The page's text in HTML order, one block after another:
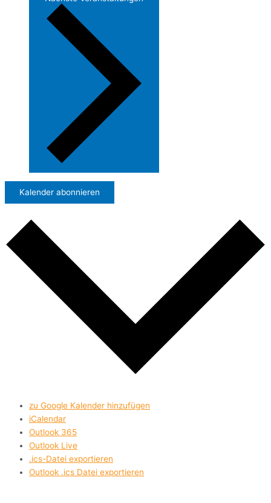
Kalender abonnieren
zu Google Kalender hinzufügen
iCalendar
Outlook 365
Outlook Live
.ics-Datei exportieren
Outlook .ics Datei exportieren